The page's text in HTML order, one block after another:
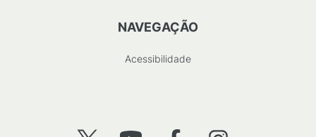
NAVEGAÇÃO
Acessibilidade